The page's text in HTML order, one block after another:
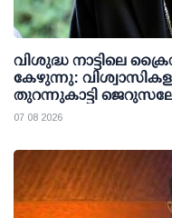
വിശുദ്ധ നാട്ടിലെ
കേഴുന്നു:
തുറന്നുകാട്ടി
07 08 2026